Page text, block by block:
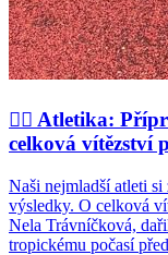
🏃‍♂️ Atletika:
celková vítězství
Naši nejmladší atleti
výsledky. O celková
Nela Trávníčková,
tropickému počasí